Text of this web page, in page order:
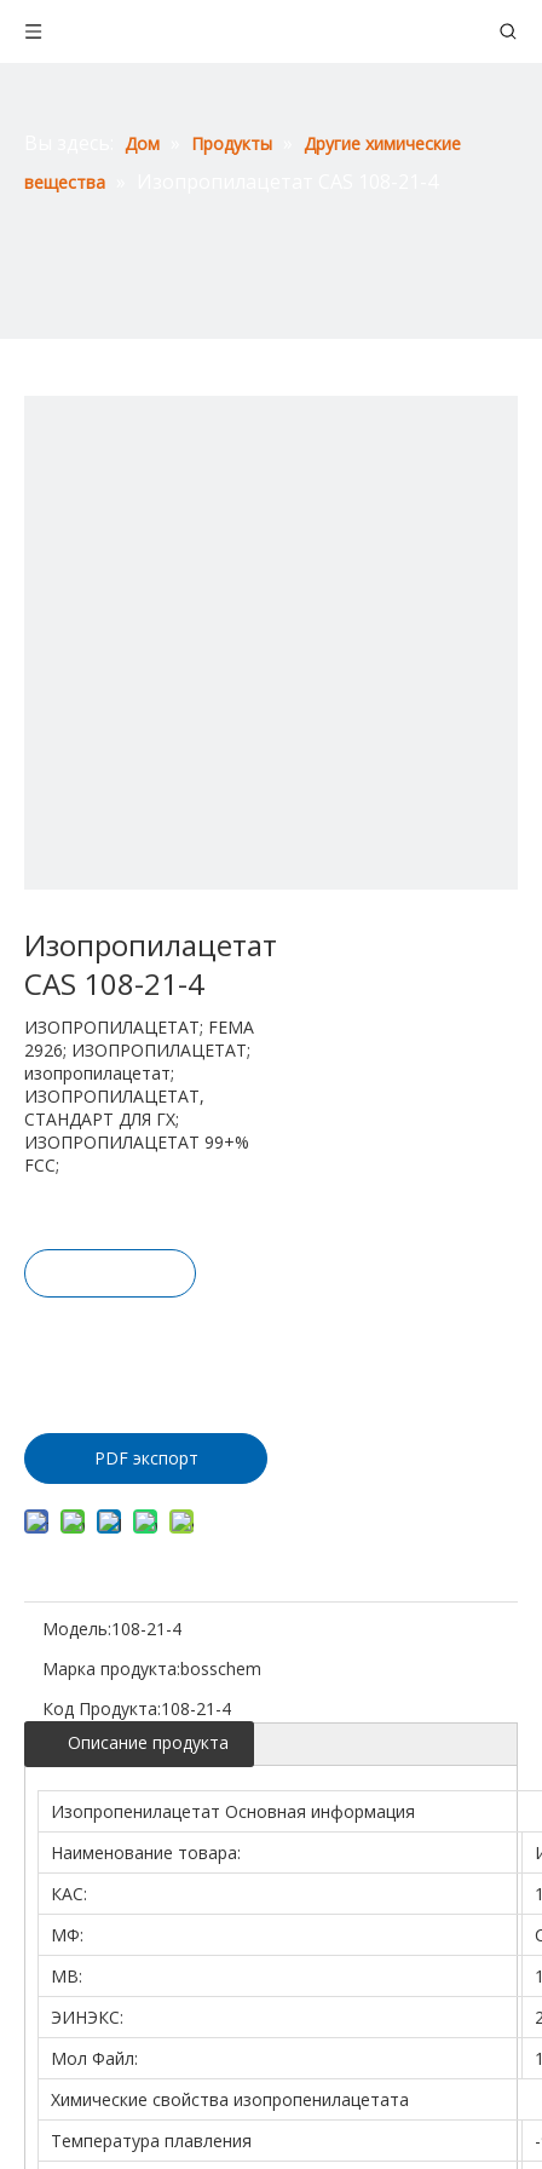
Дом Продукты
Другие химические
вещества
Изопропилацетат
CAS 108-21-4
ИЗОПРОПИЛАЦЕТАТ; FEMA
2926; ИЗОПРОПИЛАЦЕТАТ;
изопропилацетат;
ИЗОПРОПИЛАЦЕТАТ,
СТАНДАРТ ДЛЯ ГХ;
ИЗОПРОПИЛАЦЕТАТ 99+%
FCC;
PDF экспорт
Модель:108-21-4
Марка продукта:bosschem
Код Продукта:108-21-4
Описание продукта
Изопропенилацетат Основная информация
Наименование товара:
КАС:
МФ:
МВ:
ЭИНЭКС:
Мол Файл:
Химические свойства изопропенилацетата
Температура плавления